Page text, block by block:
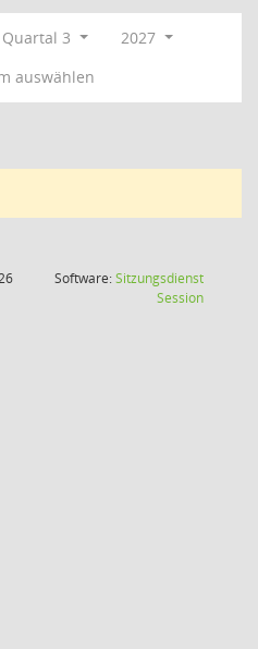
Quartal 3
2027
auswählen
Software:Sitzungsdienst
Session(Wird in